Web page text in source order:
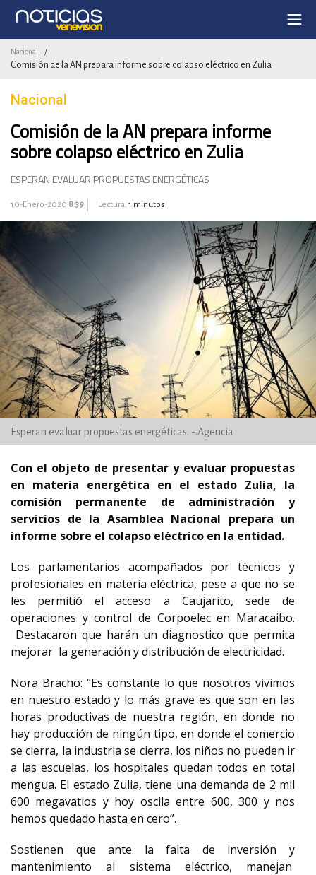
Nacional /
Comisión de la AN prepara informe sobre colapso eléctrico en Zulia
Nacional
Comisión de la AN prepara informe
sobre colapso eléctrico en Zulia
ESPERAN EVALUAR PROPUESTAS ENERGÉTICAS
10-Enero-2020 8:39 Lectura: 1 minutos
Esperan evaluar propuestas energéticas. -.Agencia
Con el objeto de presentar y evaluar propuestas
en materia energética en el estado Zulia, la
comisión permanente de administración y
servicios de la Asamblea Nacional prepara un
informe sobre el colapso eléctrico en la entidad.
Los parlamentarios acompañados por técnicos y
profesionales en materia eléctrica, pese a que no se
les permitió el acceso a Caujarito, sede de
operaciones y control de Corpoelec en Maracaibo.
Destacaron que harán un diagnostico que permita
mejorar la generación y distribución de electricidad.
Nora Bracho: “Es constante lo que nosotros vivimos
en nuestro estado y lo más grave es que son en las
horas productivas de nuestra región, en donde no
hay producción de ningún tipo, en donde el comercio
se cierra, la industria se cierra, los niños no pueden ir
a las escuelas, los hospitales quedan todos en total
mengua. El estado Zulia, tiene una demanda de 2 mil
600 megavatios y hoy oscila entre 600, 300 y nos
hemos quedado hasta en cero”.
Sostienen que ante la falta de inversión y
mantenimiento al sistema eléctrico, manejan